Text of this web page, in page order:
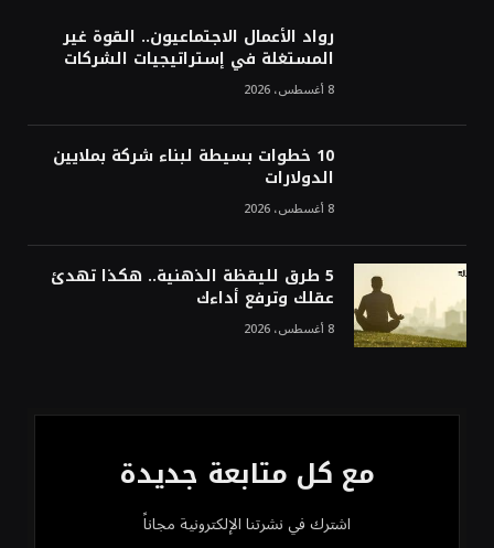
ترقب تطورات الوساطة بشأن الحرب
رواد الأعمال الاجتماعيون.. القوة غير
المستغلة في إستراتيجيات الشركات
8 أغسطس، 2026
10 خطوات بسيطة لبناء شركة بملايين
الدولارات
8 أغسطس، 2026
5 طرق لليقظة الذهنية.. هكذا تهدئ
عقلك وترفع أداءك
8 أغسطس، 2026
مع كل متابعة جديدة
اشترك في نشرتنا الإلكترونية مجاناً